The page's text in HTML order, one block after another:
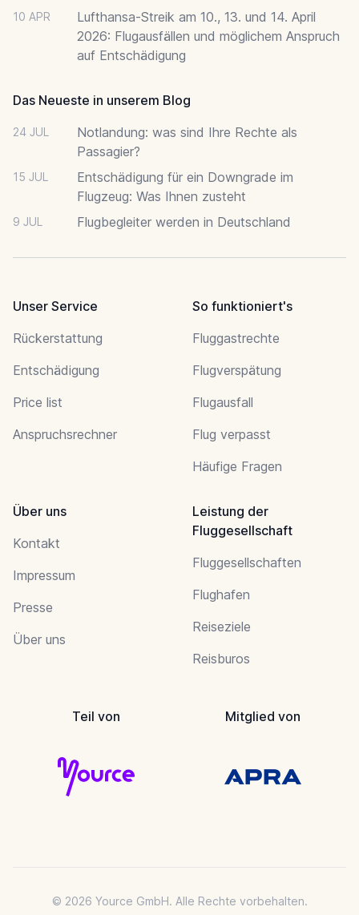
10 APR
Lufthansa-Streik am 10., 13. und 14. April
2026: Flugausfällen und möglichem Anspruch
auf Entschädigung
Das Neueste in unserem Blog
24 JUL
Notlandung: was sind Ihre Rechte als
Passagier?
15 JUL
Entschädigung für ein Downgrade im
Flugzeug: Was Ihnen zusteht
9 JUL Flugbegleiter werden in Deutschland
Unser Service
Rückerstattung
Entschädigung
Price list
Anspruchsrechner
So funktioniert's
Fluggastrechte
Flugverspätung
Flugausfall
Flug verpasst
Häufige Fragen
Über uns
Kontakt
Impressum
Presse
Über uns
Leistung der
Fluggesellschaft
Fluggesellschaften
Flughafen
Reiseziele
Reisburos
Teil von Mitglied von
© 2026 Yource GmbH. Alle Rechte vorbehalten.